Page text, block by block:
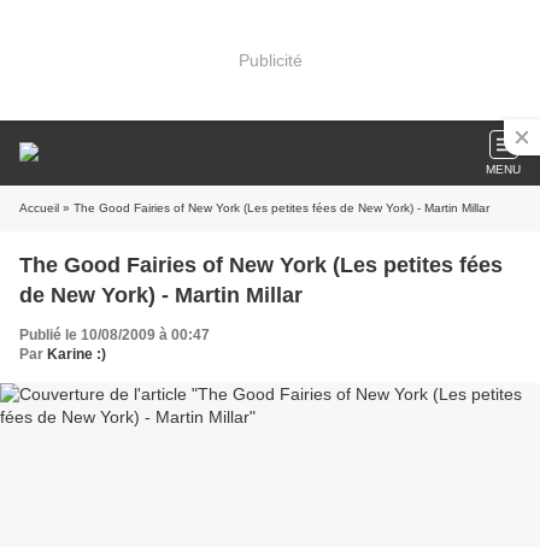
Publicité
MENU
Accueil » The Good Fairies of New York (Les petites fées de New York) - Martin Millar
The Good Fairies of New York (Les petites fées
de New York) - Martin Millar
Publié le 10/08/2009 à 00:47
Par Karine :)